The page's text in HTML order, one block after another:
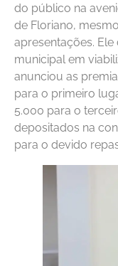
do público na
de Floriano,
apresentações.
municipal em
anunciou as
para o primeiro
5.000 para o
depositados na
para o devido